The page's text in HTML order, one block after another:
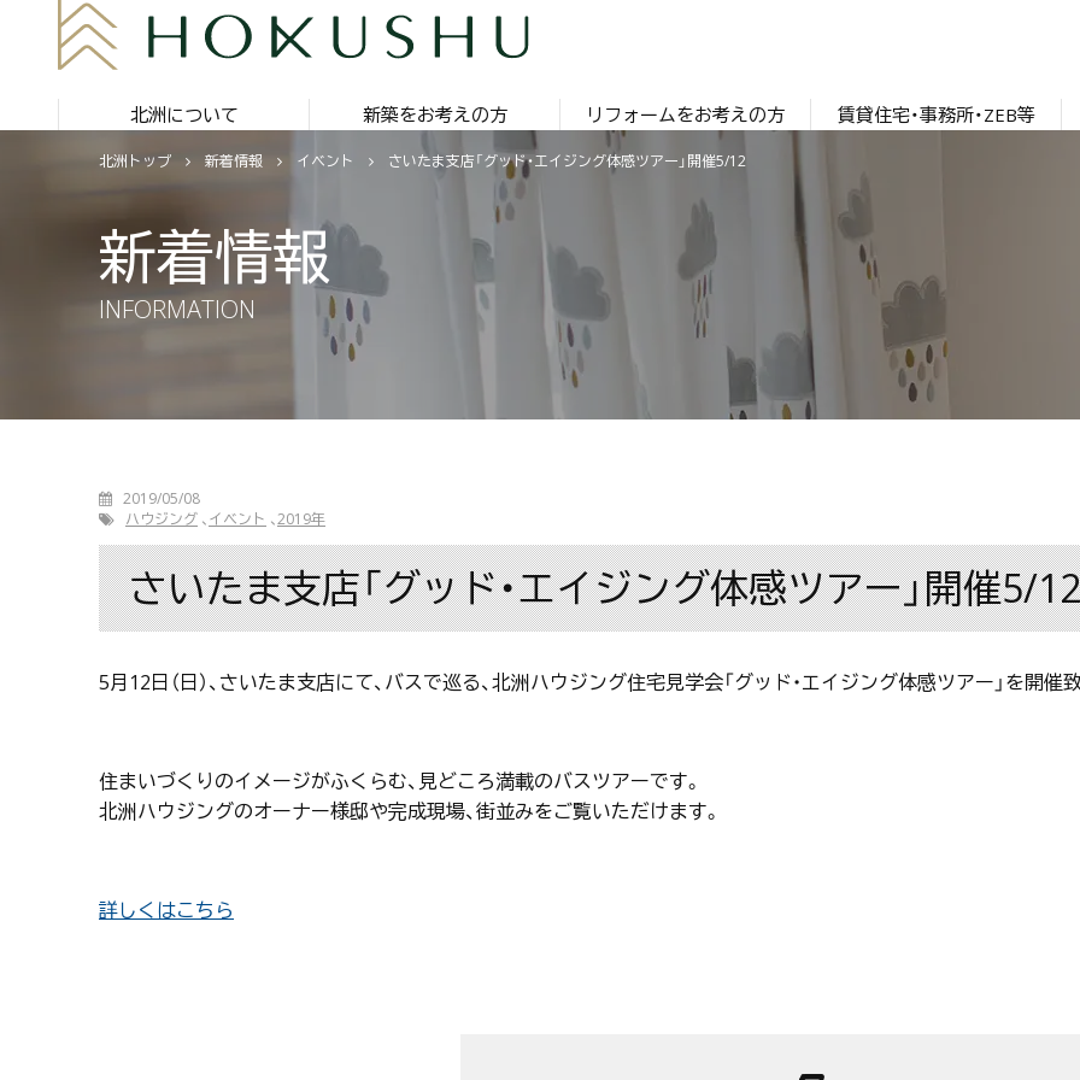
北洲について 新築をお考えの方 リフォームをお考えの方 賃貸住宅・事務所・ZEB等
北洲トップ 新着情報 イベント さいたま支店「グッド・エイジング体感ツアー」開催5/12
新着情報
INFORMATION
2019/05/08
ハウジング イベント 2019年
さいたま支店「グッド・エイジング体感ツアー」開催5/12
5月12日（日）、さいたま支店にて、バスで巡る、北洲ハウジング住宅見学会「グッド・エイジング体感ツアー」を開催
住まいづくりのイメージがふくらむ、見どころ満載のバスツアーです。
北洲ハウジングのオーナー様邸や完成現場、街並みをご覧いただけます。
詳しくはこちら